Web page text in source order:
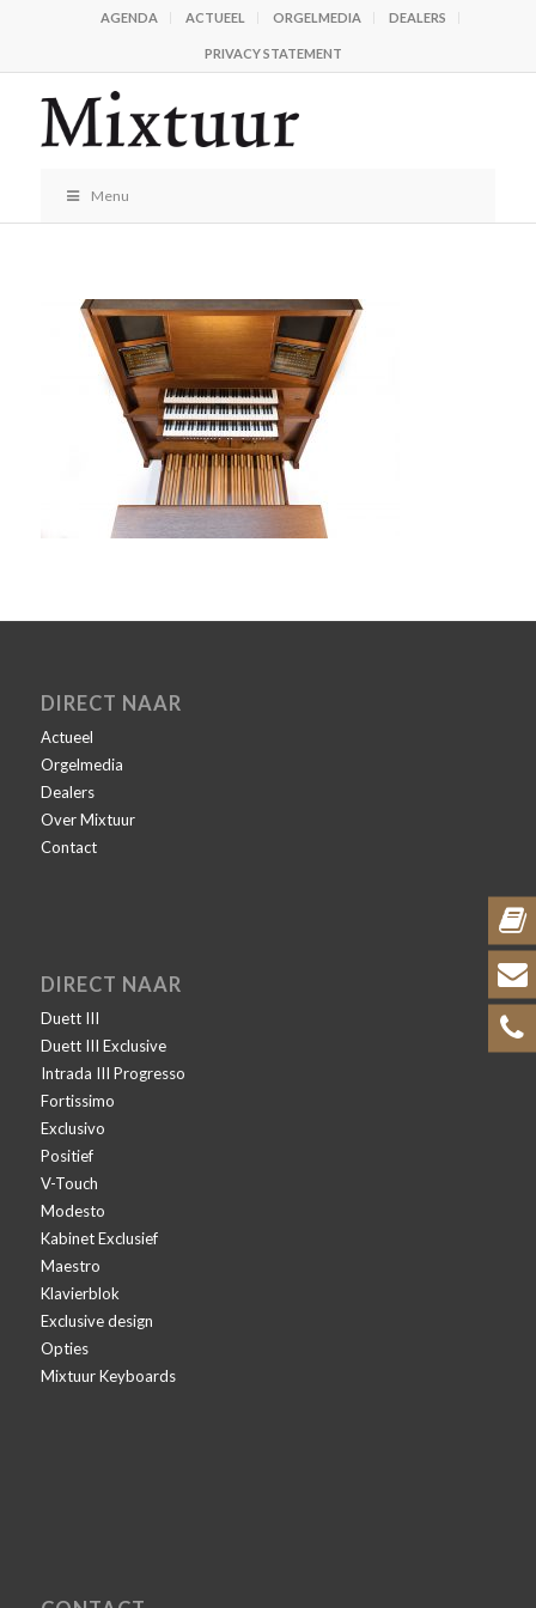
AGENDA ACTUEEL ORGELMEDIA DEALERS
PRIVACY STATEMENT
Menu
DIRECT NAAR
Actueel
Orgelmedia
Dealers
Over Mixtuur
Contact
DIRECT NAAR
Duett III
Duett III Exclusive
Intrada III Progresso
Fortissimo
Exclusivo
Positief
V-Touch
Modesto
Kabinet Exclusief
Maestro
Klavierblok
Exclusive design
Opties
Mixtuur Keyboards